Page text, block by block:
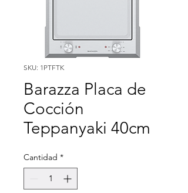
SKU: 1PTFTK
Barazza Placa de
Cocción
Teppanyaki 40cm
Cantidad *